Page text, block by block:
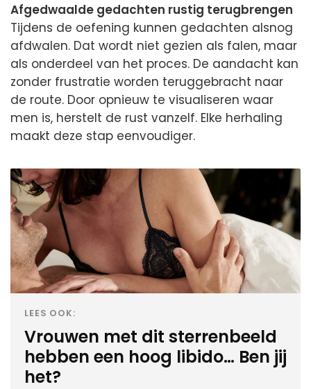
Afgedwaalde gedachten rustig terugbrengen
Tijdens de oefening kunnen gedachten alsnog
afdwalen. Dat wordt niet gezien als falen, maar
als onderdeel van het proces. De aandacht kan
zonder frustratie worden teruggebracht naar
de route. Door opnieuw te visualiseren waar
men is, herstelt de rust vanzelf. Elke herhaling
maakt deze stap eenvoudiger.
LEES OOK:
Vrouwen met dit sterrenbeeld
hebben een hoog libido… Ben jij
het?